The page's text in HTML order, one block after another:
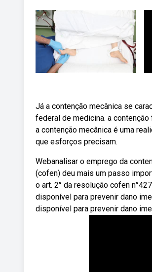
Já a contenção mecânica se
federal de medicina. a
a contenção mecânica é uma
que esforços precisam.
Webanalisar o emprego da
(cofen) deu mais um passo
o art. 2° da resolução cofen
disponível para prevenir dano
disponível para prevenir dano